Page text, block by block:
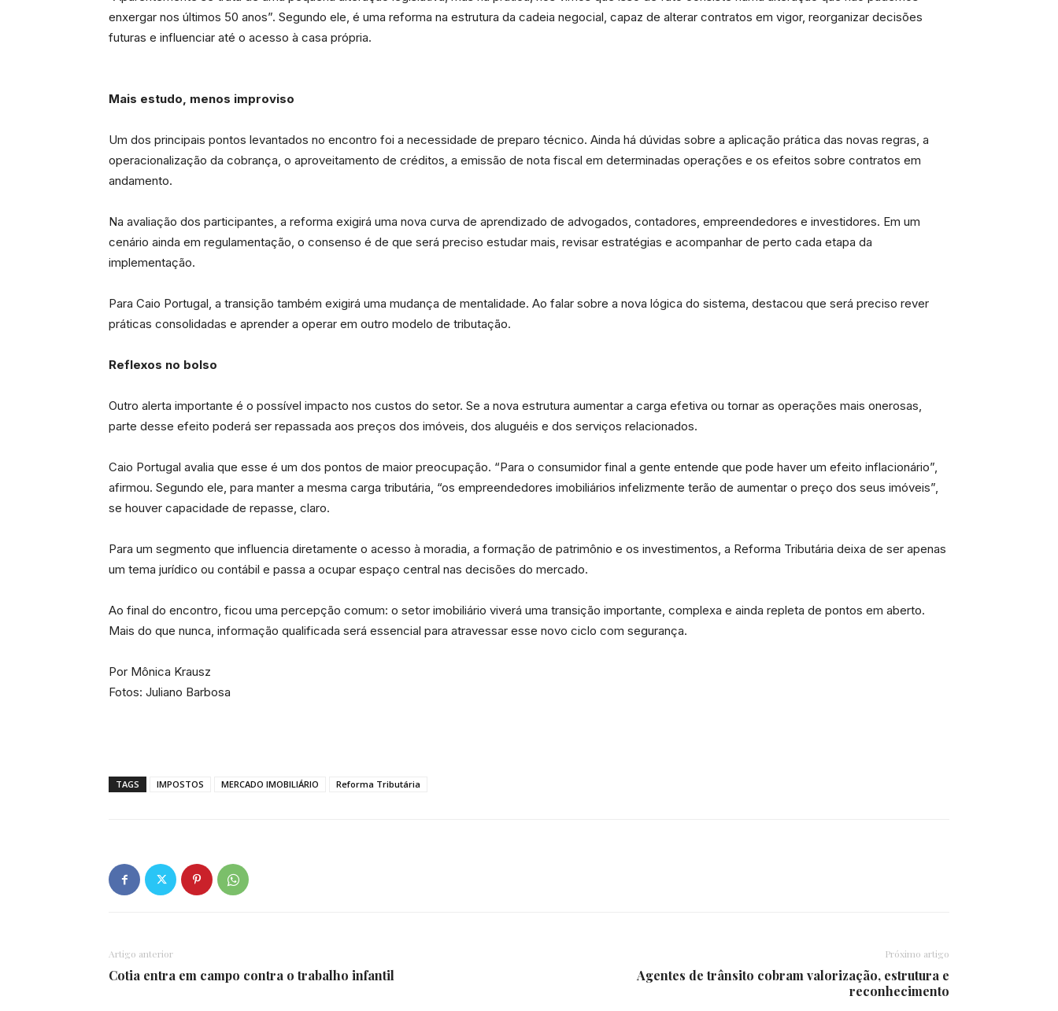
enxergar nos últimos 50 anos”. Segundo ele, é uma reforma na estrutura da cadeia negocial, capaz de alterar contratos em vigor, reorganizar decisões
futuras e influenciar até o acesso à casa própria.
Mais estudo, menos improviso
Um dos principais pontos levantados no encontro foi a necessidade de preparo técnico. Ainda há dúvidas sobre a aplicação prática das novas regras, a
operacionalização da cobrança, o aproveitamento de créditos, a emissão de nota fiscal em determinadas operações e os efeitos sobre contratos em
andamento.
Na avaliação dos participantes, a reforma exigirá uma nova curva de aprendizado de advogados, contadores, empreendedores e investidores. Em um
cenário ainda em regulamentação, o consenso é de que será preciso estudar mais, revisar estratégias e acompanhar de perto cada etapa da
implementação.
Para Caio Portugal, a transição também exigirá uma mudança de mentalidade. Ao falar sobre a nova lógica do sistema, destacou que será preciso rever
práticas consolidadas e aprender a operar em outro modelo de tributação.
Reflexos no bolso
Outro alerta importante é o possível impacto nos custos do setor. Se a nova estrutura aumentar a carga efetiva ou tornar as operações mais onerosas,
parte desse efeito poderá ser repassada aos preços dos imóveis, dos aluguéis e dos serviços relacionados.
Caio Portugal avalia que esse é um dos pontos de maior preocupação. “Para o consumidor final a gente entende que pode haver um efeito inflacionário”,
afirmou. Segundo ele, para manter a mesma carga tributária, “os empreendedores imobiliários infelizmente terão de aumentar o preço dos seus imóveis”,
se houver capacidade de repasse, claro.
Para um segmento que influencia diretamente o acesso à moradia, a formação de patrimônio e os investimentos, a Reforma Tributária deixa de ser apenas
um tema jurídico ou contábil e passa a ocupar espaço central nas decisões do mercado.
Ao final do encontro, ficou uma percepção comum: o setor imobiliário viverá uma transição importante, complexa e ainda repleta de pontos em aberto.
Mais do que nunca, informação qualificada será essencial para atravessar esse novo ciclo com segurança.
Por Mônica Krausz
Fotos: Juliano Barbosa
TAGS IMPOSTOS MERCADO IMOBILIÁRIO Reforma Tributária
Artigo anterior
Cotia entra em campo contra o trabalho infantil
Próximo artigo
Agentes de trânsito cobram valorização, estrutura e
reconhecimento